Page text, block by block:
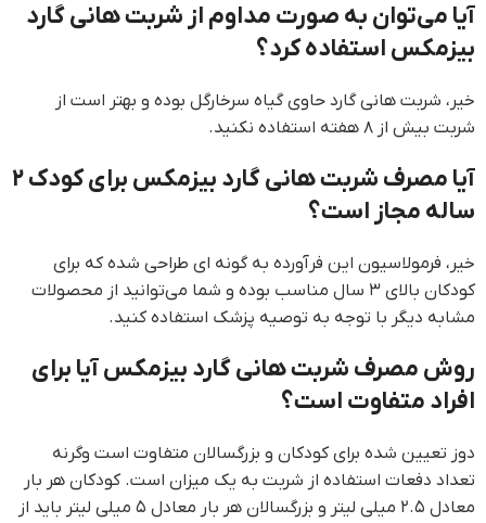
آیا می‌توان به صورت مداوم از شربت هانی گارد
بیزمکس استفاده کرد؟
خیر، شربت هانی گارد حاوی گیاه سرخارگل بوده و بهتر است از
شربت بیش از ۸ هفته استفاده نکنید.
آیا مصرف شربت هانی گارد بیزمکس برای کودک ۲
ساله مجاز است؟
خیر، فرمولاسیون این فرآورده به گونه ای طراحی شده که برای
کودکان بالای ۳ سال مناسب بوده و شما می‌توانید از محصولات
مشابه دیگر با توجه به توصیه پزشک استفاده کنید.
روش مصرف شربت هانی گارد بیزمکس آیا برای
افراد متفاوت است؟
دوز تعیین شده برای کودکان و بزرگسالان متفاوت است وگرنه
تعداد دفعات استفاده از شربت به یک میزان است. کودکان هر بار
معادل ۲.۵ میلی لیتر و بزرگسالان هر بار معادل ۵ میلی لیتر باید از